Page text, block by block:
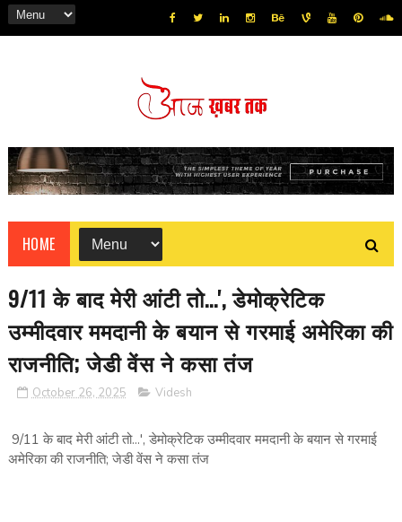
HOME
9/11 के बाद मेरी आंटी तो...', डेमोक्रेटिक
उम्मीदवार ममदानी के बयान से गरमाई अमेरिका की
राजनीति; जेडी वेंस ने कसा तंज
October 26, 2025 Videsh
9/11 के बाद मेरी आंटी तो...', डेमोक्रेटिक उम्मीदवार ममदानी के बयान से गरमाई
अमेरिका की राजनीति; जेडी वेंस ने कसा तंज